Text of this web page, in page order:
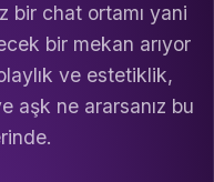
bir chat ortamı yani
bir mekan arıyor
ve estetiklik,
aşk ne ararsanız bu